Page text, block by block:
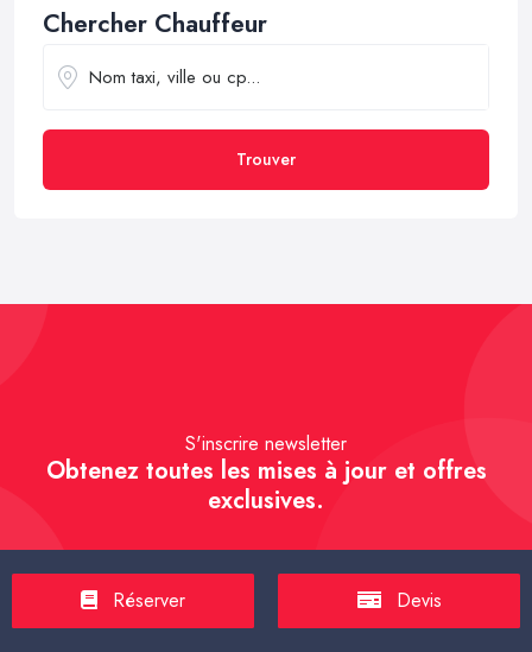
Chercher Chauffeur
Trouver
S'inscrire newsletter
Obtenez toutes les mises à jour et offres
exclusives.
S'inscrire
Réserver Devis